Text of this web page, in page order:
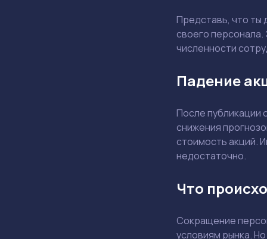
Представь, что ты
своего
численности
Падение
После публикации
снижения
стоимость акций.
недостаточно.
Что
Сокращение
условиям рынка.